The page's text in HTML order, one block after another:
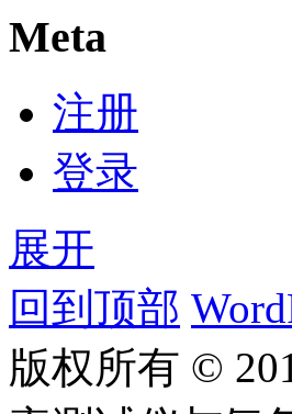
Meta
注册
登录
展开
回到顶部
版权所有 ©